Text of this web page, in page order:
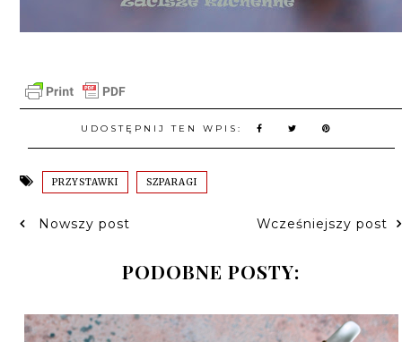
UDOSTĘPNIJ TEN WPIS:
PRZYSTAWKI SZPARAGI
Nowszy post Wcześniejszy post
PODOBNE POSTY: